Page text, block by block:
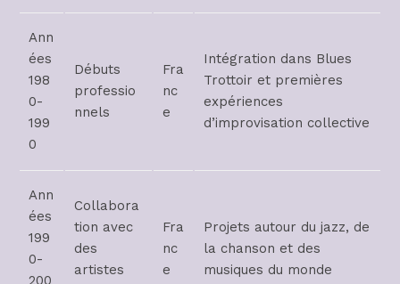
Ann
ées
198
0-
199
0
Débuts
professio
nnels
Fra
nc
e
Intégration dans Blues
Trottoir et premières
expériences
d’improvisation collective
Ann
ées
199
0-
200
Collabora
tion avec
des
artistes
Fra
nc
e
Projets autour du jazz, de
la chanson et des
musiques du monde